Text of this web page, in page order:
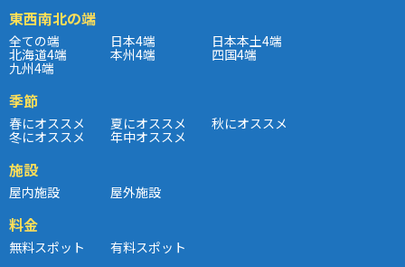
東西南北の端
全ての端 日本4端 日本本土4端
北海道4端 本州4端 四国4端
九州4端
季節
春にオススメ 夏にオススメ 秋にオススメ
冬にオススメ 年中オススメ
施設
屋内施設 屋外施設
料金
無料スポット 有料スポット